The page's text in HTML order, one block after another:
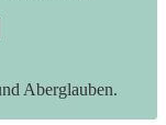
Aberglauben.